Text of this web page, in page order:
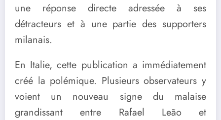
une réponse directe adressée à ses
détracteurs et à une partie des supporters
milanais.
En Italie, cette publication a immédiatement
créé la polémique. Plusieurs observateurs y
voient un nouveau signe du malaise
grandissant entre Rafael Leão et